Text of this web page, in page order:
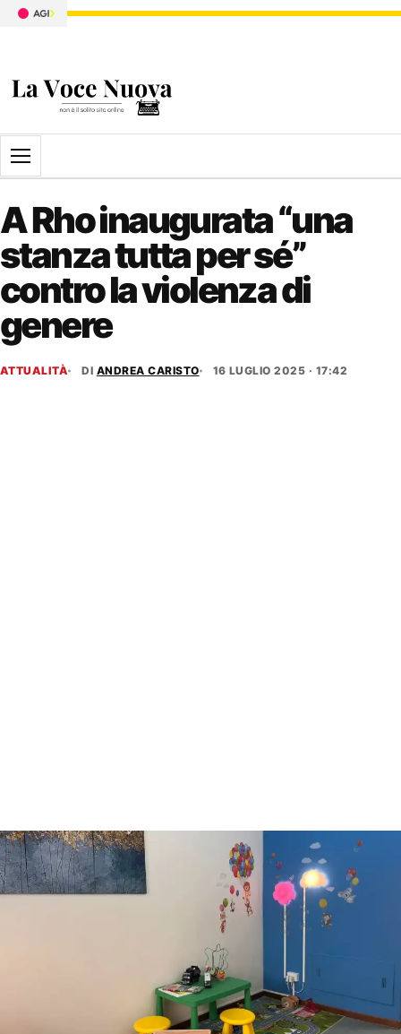
Apri il menu
A Rho inaugurata “una
stanza tutta per sé”
contro la violenza di
genere
ATTUALITÀ DI ANDREA CARISTO 16 LUGLIO 2025 · 17:42